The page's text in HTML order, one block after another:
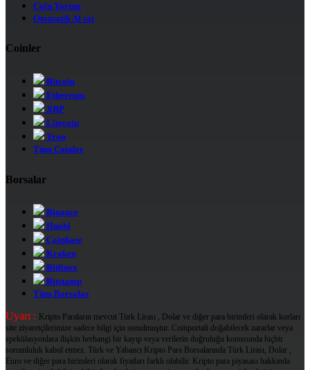
Coin Yorum
Otomatik Al sat
Coinler
Bitcoin
Ethereum
XRP
Litecoin
Tron
Tüm Coinler
Borsalar
Binance
Huobi
Coinbase
Kraken
Bitfinex
Bitstamp
Tüm Borsalar
Uyarı : Kripto Paraların mevcut Türk Lirası , Dolar ve diğer para birimleri olarak kurları
site ziyaretçilerimize sadece bilgi için sunulmuştur. Coinportali doğabilecek zararlar veya
spekülasyonlara ilişkin herhangi bir kayıp veya verilerin doğruluğu konusunda hiçbir
sorumluluk kabul etmez. Türk ve Yabancı Kripto Para Borsalarında Türk Lirası, Dolar ,
Euro ve diğer para birimleri olarak fiyatları farklı olabilir. Kripto para piyasası hakkında